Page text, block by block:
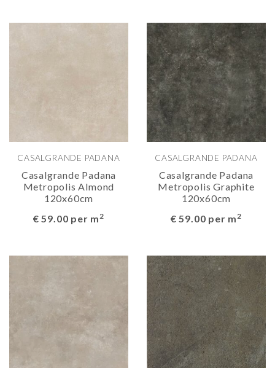
CASALGRANDE PADANA
Casalgrande Padana
Metropolis Almond
120x60cm
€ 59.00 per m2
CASALGRANDE PADANA
Casalgrande Padana
Metropolis Graphite
120x60cm
€ 59.00 per m2